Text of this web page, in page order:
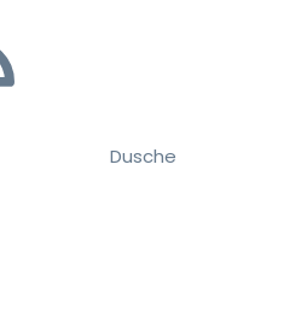
Dusche